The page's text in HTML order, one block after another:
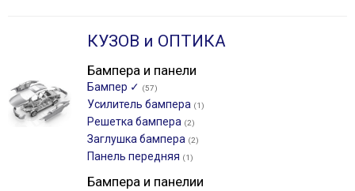
КУЗОВ и ОПТИКА
Бампера и панели
Бампер ✓ (57)
Усилитель бампера (1)
Решетка бампера (2)
Заглушка бампера (2)
Панель передняя (1)
Бампера и панелии